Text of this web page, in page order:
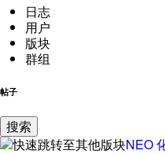
日志
用户
版块
群组
帖子
搜索
NEO